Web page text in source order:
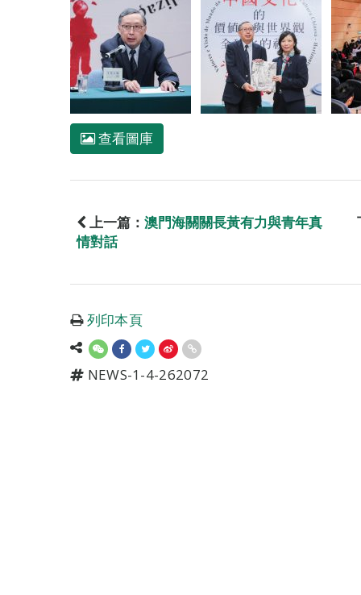
查看圖庫
上一篇： 澳門海關關長黃有力與青年真
情對話
列印本頁
NEWS-1-4-262072